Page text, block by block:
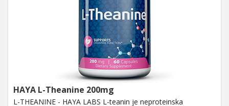
HAYA L-Theanine 200mg
L-THEANINE - HAYA LABS L-teanin je neproteinska